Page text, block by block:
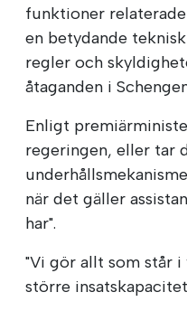
funktioner
en betydande
regler och
åtaganden i
Enligt
regeringen, eller tar
när det gäller
har".
"Vi gör allt som står
större